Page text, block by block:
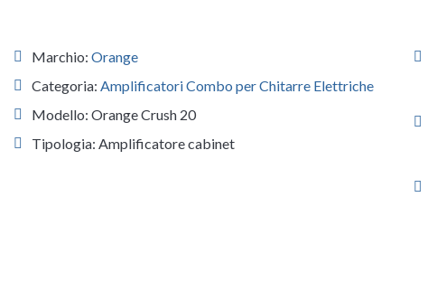
Marchio: Orange
Categoria: Amplificatori Combo per Chitarre Elettriche
Modello: Orange Crush 20
Tipologia: Amplificatore cabinet